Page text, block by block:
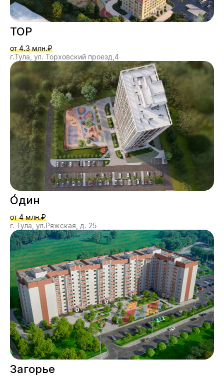
ТОР
от 4.3 млн.₽
г.Тула, ул. Торховский проезд,4
О́дин
от 4 млн.₽
г. Тула, ул.Ряжская, д. 25
Загорье